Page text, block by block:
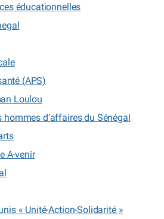
éducationnelles
(APS)
Loulou
hommes d’affaires du Sénégal
A-venir
« Unité-Action-Solidarité »